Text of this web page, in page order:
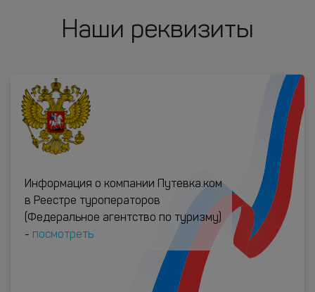
Наши реквизиты
Информация о компании Путевка.ком
в Реестре туроператоров
(Федеральное агентство по туризму)
- посмотреть